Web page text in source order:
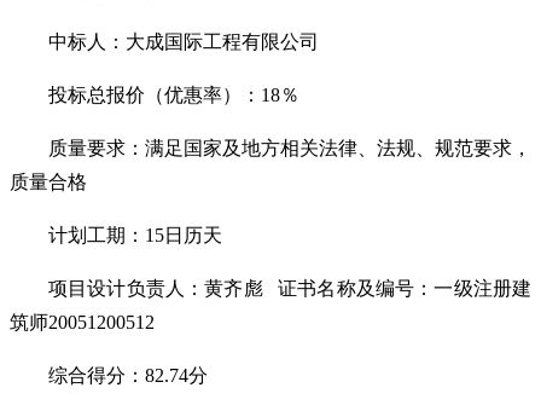
中标人：大成国际工程有限公司
投标总报价（优惠率）：18％
质量要求：满足国家及地方相关法律、法规、规范要求，
质量合格
计划工期：15日历天
项目设计负责人：黄齐彪
证书名称及编号：一级注册建
筑师20051200512
综合得分：82.74分